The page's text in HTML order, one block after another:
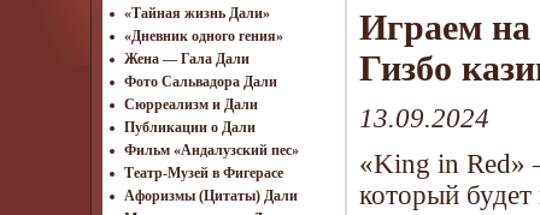
«Тайная жизнь Дали»
«Дневник одного гения»
Жена — Гала Дали
Фото Сальвадора Дали
Cюрреализм и Дали
Публикации о Дали
Фильм «Андалузский пес»
Театр-Музей в Фигерасе
Афоризмы (Цитаты) Дали
Играем на
Гизбо
13.09.2024
«King in Red»
который